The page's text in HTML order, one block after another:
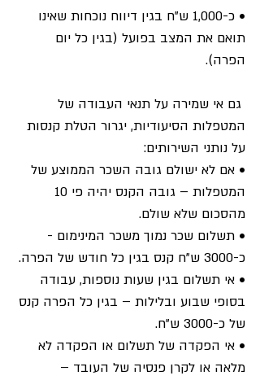
• כ-1,000 ש"ח בגין דיווח נוכחות שאינו
תואם את המצב בפועל (בגין כל יום
הפרה).
גם אי שמירה על תנאי העבודה של
המטפלות הסיעודיות, יגרור הטלת קנסות
על נותני השירותים:
• אם לא ישולם גובה השכר הממוצע של
מהסכום שלא שולם.
• תשלום שכר נמוך משכר המינימום -
כ-3000 ש"ח קנס בגין כל חודש של הפרה.
• אי תשלום בגין שעות נוספות, עבודה
בסופי שבוע ובלילות – בגין כל הפרה קנס
של כ-3000 ש"ח.
• אי הפקדה של תשלום או הפקדה לא
מלאה או לקרן פנסיה של העובד –